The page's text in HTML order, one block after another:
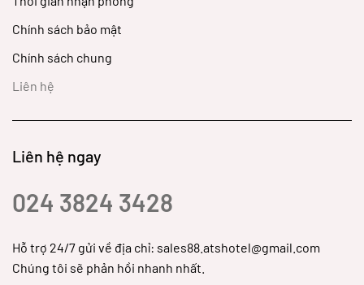
Chính sách bảo mật
Chính sách chung
Liên hệ
Liên hệ ngay
024 3824 3428
Hỗ trợ 24/7 gửi về địa chỉ: sales88.atshotel@gmail.com
Chúng tôi sẽ phản hồi nhanh nhất.